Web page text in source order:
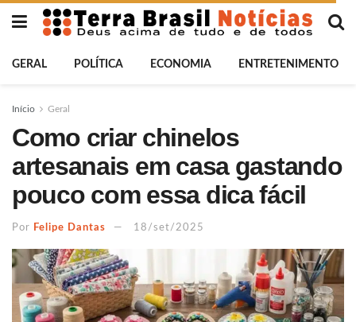
GERAL POLÍTICA ECONOMIA ENTRETENIMENTO
Início Geral
Como criar chinelos
artesanais em casa gastando
pouco com essa dica fácil
Por Felipe Dantas 18/set/2025